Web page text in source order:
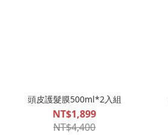
頭皮護髮膜500ml*2入組
NT$1,899
NT$4,400